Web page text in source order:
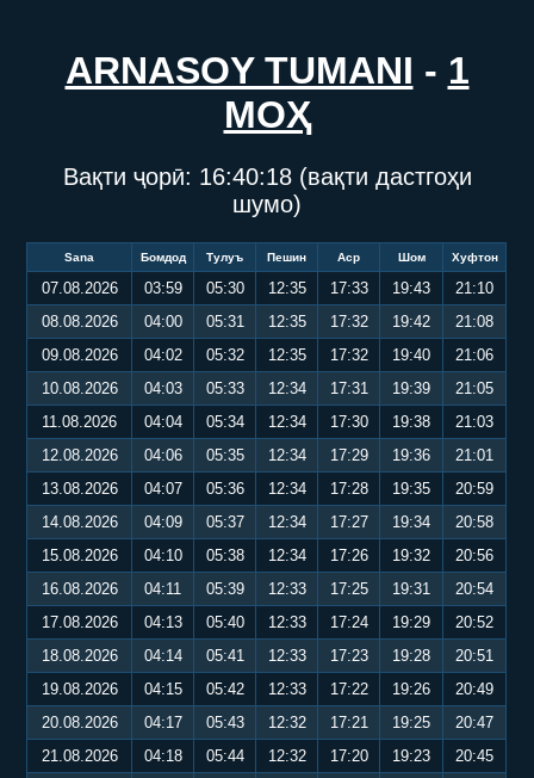
ARNASOY TUMANI - 1
МОҲ
Вақти ҷорӣ: 16:40:18(вақти дастгоҳи
шумо)
Sana Бомдод Тулуъ Пешин Аср Шом Хуфтон
07.08.2026 03:59 05:30 12:35 17:33 19:43
21:10
08.08.2026
04:00 05:31 12:35 17:32 19:42
21:08
09.08.2026
04:02 05:32 12:35 17:32 19:40
21:06
10.08.2026
04:03 05:33 12:34 17:31 19:39
21:05
11.08.2026
04:04 05:34 12:34 17:30 19:38
21:03
12.08.2026
04:06 05:35 12:34 17:29 19:36
21:01
13.08.2026
04:07 05:36 12:34 17:28 19:35
20:59
14.08.2026
04:09 05:37 12:34 17:27 19:34
20:58
15.08.2026
04:10 05:38 12:34 17:26 19:32
20:56
16.08.2026
04:11 05:39 12:33 17:25 19:31
20:54
17.08.2026
04:13 05:40 12:33 17:24 19:29
20:52
18.08.2026
04:14 05:41 12:33 17:23 19:28
20:51
19.08.2026
04:15 05:42 12:33 17:22 19:26
20:49
20.08.2026
04:17 05:43 12:32 17:21 19:25
20:47
21.08.2026
04:18 05:44 12:32 17:20 19:23
20:45